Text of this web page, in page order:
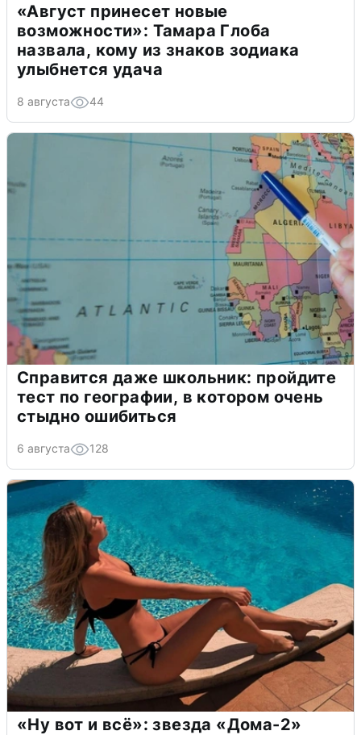
«Август принесет новые
возможности»: Тамара Глоба
назвала, кому из знаков зодиака
улыбнется удача
8 августа 44
Справится даже школьник: пройдите
тест по географии, в котором очень
стыдно ошибиться
6 августа 128
«Ну вот и всё»: звезда «Дома-2»